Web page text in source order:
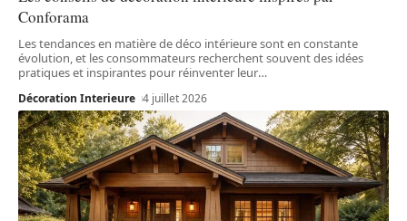
Conforama
Les tendances en matière de déco intérieure sont en constante
évolution, et les consommateurs recherchent souvent des idées
pratiques et inspirantes pour réinventer leur…
Décoration Interieure 4 juillet 2026